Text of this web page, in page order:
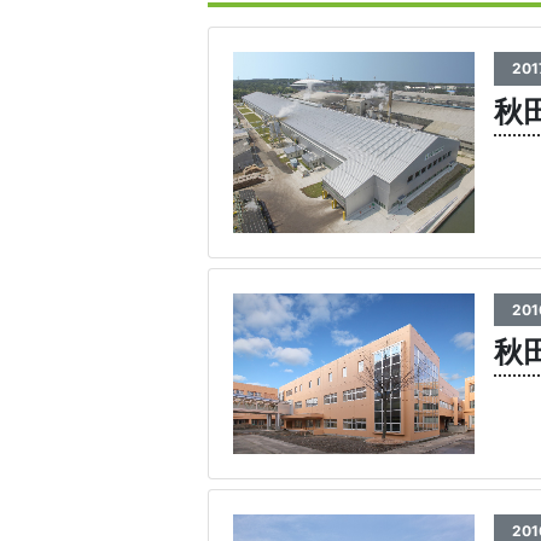
秋
秋